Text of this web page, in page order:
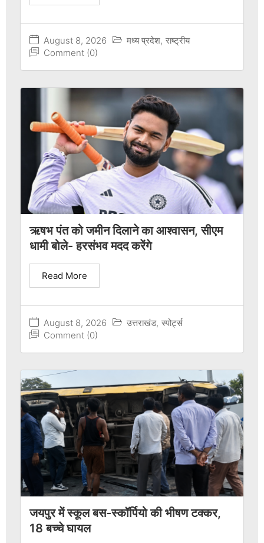
August 8, 2026 मध्य प्रदेश, राष्ट्रीय
Comment (0)
ऋषभ पंत को जमीन दिलाने का आश्वासन, सीएम
धामी बोले- हरसंभव मदद करेंगे
August 8, 2026 उत्तराखंड, स्पोर्ट्स
Comment (0)
Read More
जयपुर में स्कूल बस-स्कॉर्पियो की भीषण टक्कर,
18 बच्चे घायल